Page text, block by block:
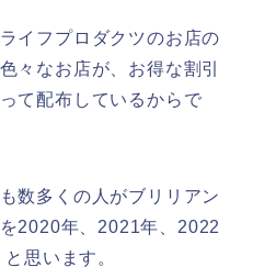
イフプロダクツのお店の
々なお店が、お得な割引
て配布しているからで
数多くの人がブリリアン
2020年、2021年、2022
思います。